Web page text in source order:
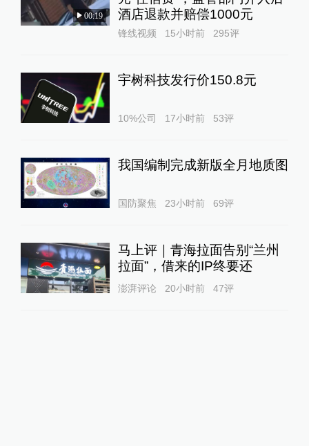
00:19
酒店退款并赔偿1000元
锋线视频 15小时前 295评
宇树科技发行价150.8元
10%公司 17小时前 53评
我国编制完成新版全月地质图
国防聚焦 23小时前 69评
马上评｜青海拉面告别“兰州
拉面”，借来的IP终要还
澎湃评论 20小时前 47评